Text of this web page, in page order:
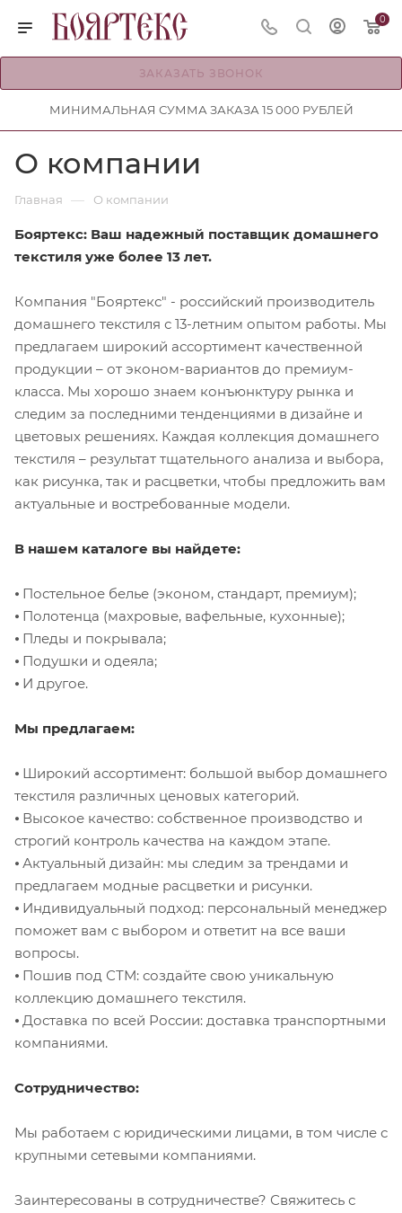
0
ЗАКАЗАТЬ ЗВОНОК
МИНИМАЛЬНАЯ СУММА ЗАКАЗА 15 000 РУБЛЕЙ
О компании
Главная — О компании
Бояртекс: Ваш надежный поставщик домашнего
текстиля уже более 13 лет.
Компания "Бояртекс" - российский производитель
домашнего текстиля с 13-летним опытом работы. Мы
предлагаем широкий ассортимент качественной
продукции – от эконом-вариантов до премиум-
класса. Мы хорошо знаем конъюнктуру рынка и
следим за последними тенденциями в дизайне и
цветовых решениях. Каждая коллекция домашнего
текстиля – результат тщательного анализа и выбора,
как рисунка, так и расцветки, чтобы предложить вам
актуальные и востребованные модели.
В нашем каталоге вы найдете:
⦁ Постельное белье (эконом, стандарт, премиум);
⦁ Полотенца (махровые, вафельные, кухонные);
⦁ Пледы и покрывала;
⦁ Подушки и одеяла;
⦁ И другое.
Мы предлагаем:
⦁ Широкий ассортимент: большой выбор домашнего
текстиля различных ценовых категорий.
⦁ Высокое качество: собственное производство и
строгий контроль качества на каждом этапе.
⦁ Актуальный дизайн: мы следим за трендами и
предлагаем модные расцветки и рисунки.
⦁ Индивидуальный подход: персональный менеджер
поможет вам с выбором и ответит на все ваши
вопросы.
⦁ Пошив под СТМ: создайте свою уникальную
коллекцию домашнего текстиля.
⦁ Доставка по всей России: доставка транспортными
компаниями.
Сотрудничество:
Мы работаем с юридическими лицами, в том числе с
крупными сетевыми компаниями.
Заинтересованы в сотрудничестве? Свяжитесь с